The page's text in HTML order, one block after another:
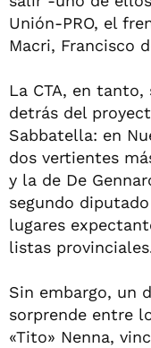
Unión-PRO, el
Macri, Francisco
La CTA, en
detrás del
Sabbatella: en
dos vertientes
y la de De
segundo
lugares
listas
Sin embargo, un
sorprende entre
«Tito» Nenna,